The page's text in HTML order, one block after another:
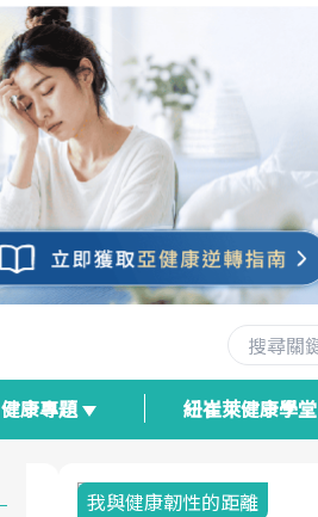
健康專題 紐崔萊健康學堂
我與健康韌性的距離